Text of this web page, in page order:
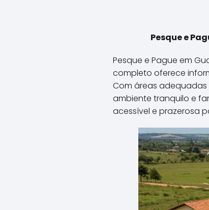
Pesque e
Pesque e Pague em
completo oferece
Com áreas
ambiente tranquilo e
acessível e prazerosa